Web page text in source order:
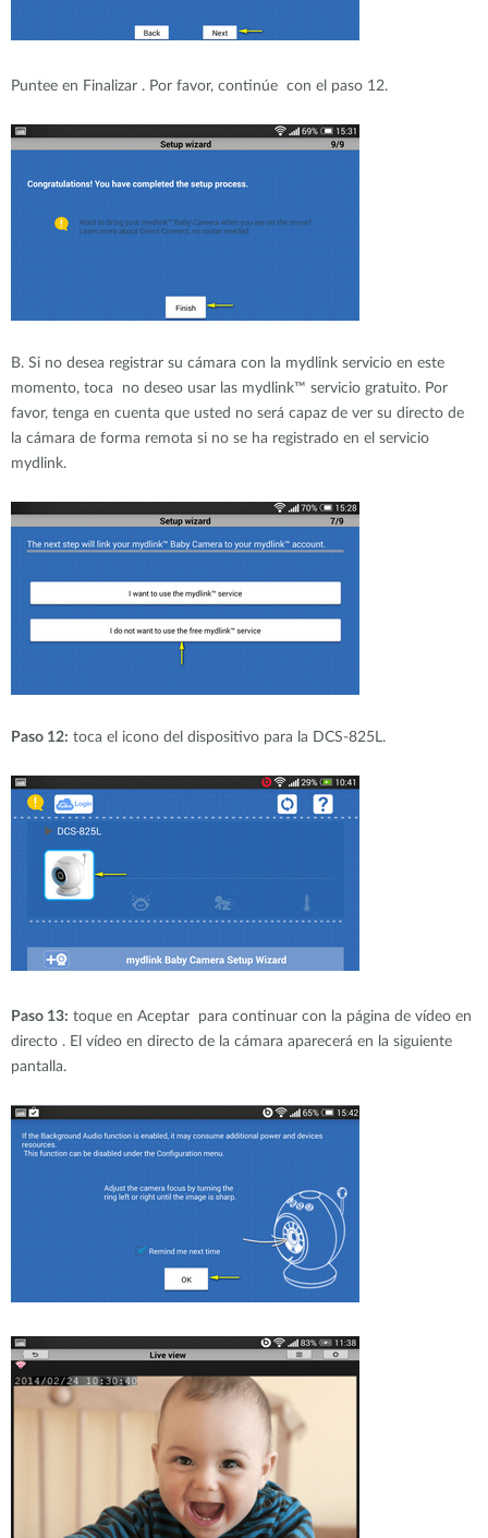
Puntee en Finalizar . Por favor, continúe con el paso 12.
B. Si no desea registrar su cámara con la mydlink servicio en este
momento, toca no deseo usar las mydlink™ servicio gratuito. Por
favor, tenga en cuenta que usted no será capaz de ver su directo de
la cámara de forma remota si no se ha registrado en el servicio
mydlink.
Paso 12: toca el icono del dispositivo para la DCS-825L.
Paso 13: toque en Aceptar para continuar con la página de vídeo en
directo . El vídeo en directo de la cámara aparecerá en la siguiente
pantalla.